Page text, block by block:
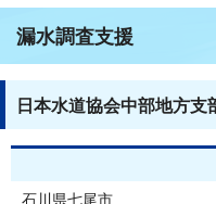
漏水調査支援
日本水道協会中部地方
石川県七尾市